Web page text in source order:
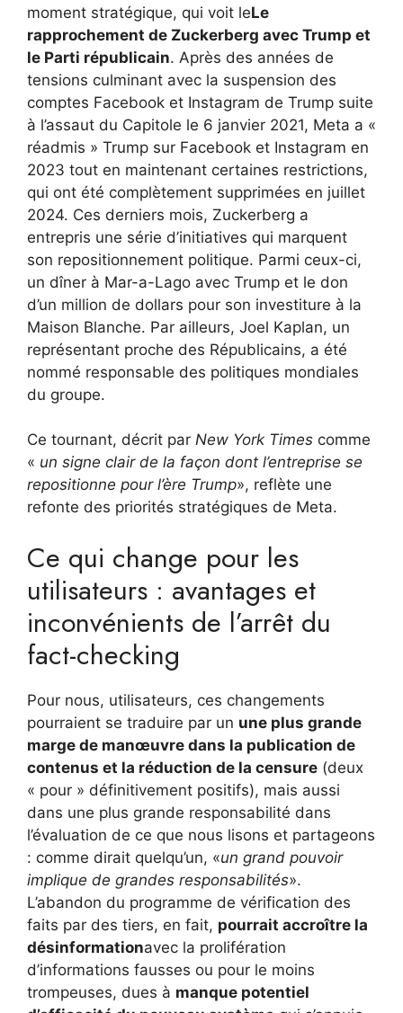
moment stratégique, qui voit leLe
rapprochement de Zuckerberg avec Trump et
le Parti républicain. Après des années de
tensions culminant avec la suspension des
comptes Facebook et Instagram de Trump suite
à l’assaut du Capitole le 6 janvier 2021, Meta a «
réadmis » Trump sur Facebook et Instagram en
2023 tout en maintenant certaines restrictions,
qui ont été complètement supprimées en juillet
2024. Ces derniers mois, Zuckerberg a
entrepris une série d’initiatives qui marquent
son repositionnement politique. Parmi ceux-ci,
un dîner à Mar-a-Lago avec Trump et le don
d’un million de dollars pour son investiture à la
Maison Blanche. Par ailleurs, Joel Kaplan, un
représentant proche des Républicains, a été
nommé responsable des politiques mondiales
du groupe.
Ce tournant, décrit par New York Times comme
« un signe clair de la façon dont l’entreprise se
repositionne pour l’ère Trump», reflète une
refonte des priorités stratégiques de Meta.
Ce qui change pour les
utilisateurs : avantages et
inconvénients de l’arrêt du
fact-checking
Pour nous, utilisateurs, ces changements
pourraient se traduire par un une plus grande
marge de manœuvre dans la publication de
contenus et la réduction de la censure (deux
« pour » définitivement positifs), mais aussi
dans une plus grande responsabilité dans
l’évaluation de ce que nous lisons et partageons
: comme dirait quelqu’un, «un grand pouvoir
implique de grandes responsabilités».
L’abandon du programme de vérification des
faits par des tiers, en fait, pourrait accroître la
désinformationavec la prolifération
d’informations fausses ou pour le moins
trompeuses, dues à manque potentiel